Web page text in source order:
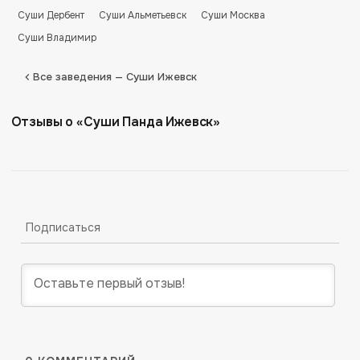
Суши Дербент Суши Альметьевск
Суши Москва
Суши Владимир
Все заведения — Суши Ижевск
Отзывы о «Суши Панда Ижевск»
Подписаться